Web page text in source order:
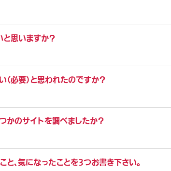
思いますか？
（必要）と思われたのですか？
かのサイトを調べましたか？
と、気になったことを3つお書き下さい。